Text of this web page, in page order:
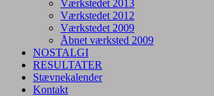
Værkstedet 2013
Værkstedet 2012
Værkstedet 2009
Åbnet værksted 2009
NOSTALGI
RESULTATER
Stævnekalender
Kontakt